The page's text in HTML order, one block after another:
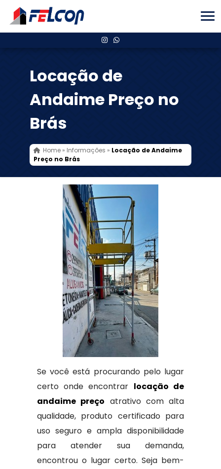
Locação de
Andaime Preço no
Brás
Home» Informações » Locação de Andaime
Preço no Brás
Se você está procurando pelo lugar
certo onde encontrar locação de
andaime preço atrativo com alta
qualidade, produto certificado para
uso seguro e ampla disponibilidade
para atender sua demanda,
encontrou o lugar certo. Seja bem-